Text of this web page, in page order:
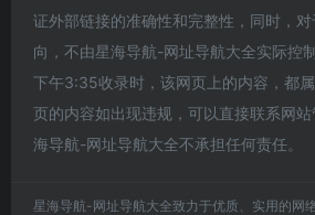
证外部链接的准确性和完整性，同时，
向，不由星海导航-网址导航大全实际控
下午3:35收录时，该网页上的内容，都
页的内容如出现违规，可以直接联系网
海导航-网址导航大全不承担任何责任。
星海导航-网址导航大全致力于优质、实用的网